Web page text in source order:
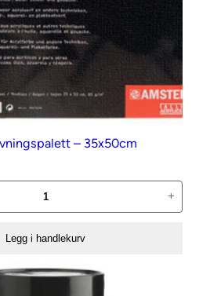
– 35x50cm
+
Legg i handlekurv